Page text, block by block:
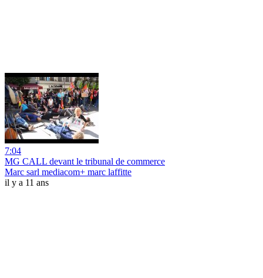
7:04
MG CALL devant le tribunal de commerce
Marc sarl mediacom+ marc laffitte
il y a 11 ans